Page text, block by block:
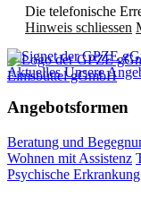
Die telefonische
Hinweis schliessen
AktuellesUnsere
Angebotsformen
Beratung und
Wohnen mit Assistenz
Psychische